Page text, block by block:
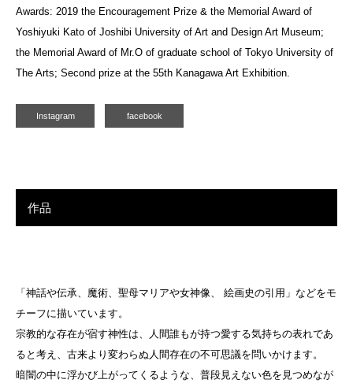
Awards: 2019 the Encouragement Prize & the Memorial Award of
Yoshiyuki Kato of Joshibi University of Art and Design Art Museum;
the Memorial Award of Mr.O of graduate school of Tokyo University of
The Arts; Second prize at the 55th Kanagawa Art Exhibition.
Instagram facebook
作品
「神話や伝承、魔術、聖母マリアや女神像、 絵画史の引用」などをモ
チーフに描いています。
宗教的な存在が宿す神性は、人間誰もが持つ愛する気持ちの表れであ
ると考え、古来より変わらぬ人間存在の不可思議を問いかけます。
暗闇の中に浮かび上がってくるような、普段見えない色を見つめなが